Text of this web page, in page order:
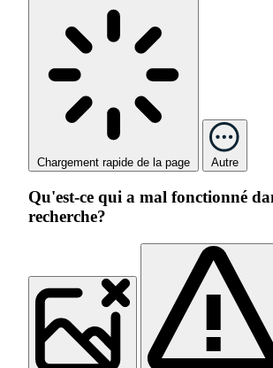
Chargement rapide de la page Autre
Qu'est-ce qui a mal fonctionné
recherche?